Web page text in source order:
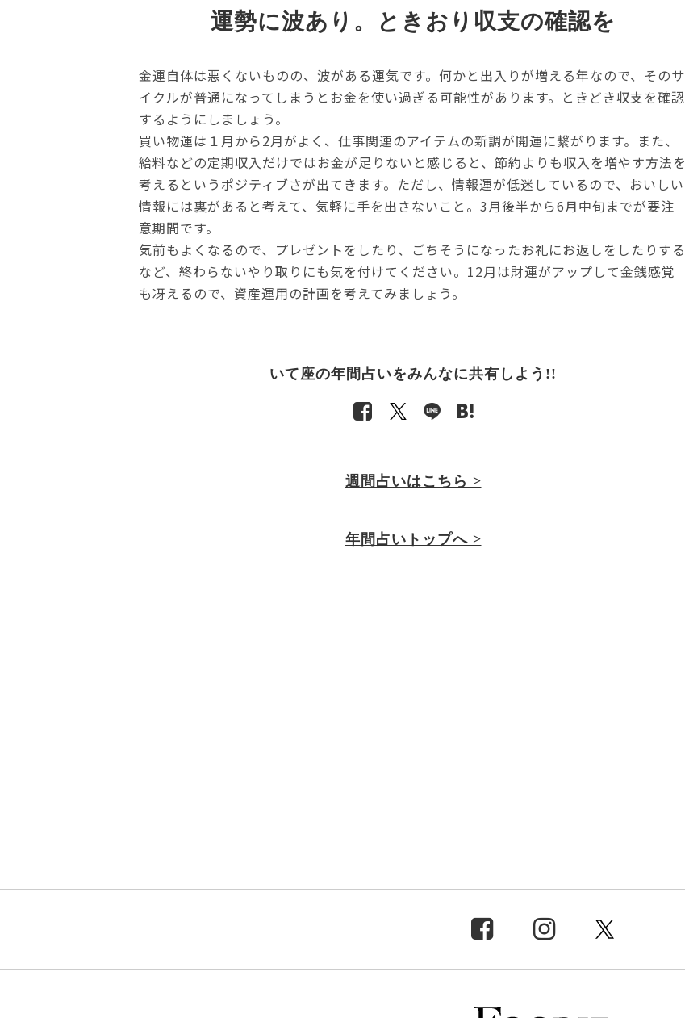
運勢に波あり。ときおり収支の確認を
金運自体は悪くないものの、波がある運気です。何かと出入りが増える年なので、そのサ
イクルが普通になってしまうとお金を使い過ぎる可能性があります。ときどき収支を確認
するようにしましょう。
買い物運は１月から2月がよく、仕事関連のアイテムの新調が開運に繋がります。また、
給料などの定期収入だけではお金が足りないと感じると、節約よりも収入を増やす方法を
考えるというポジティブさが出てきます。ただし、情報運が低迷しているので、おいしい
情報には裏があると考えて、気軽に手を出さないこと。3月後半から6月中旬までが要注
意期間です。
気前もよくなるので、プレゼントをしたり、ごちそうになったお礼にお返しをしたりする
など、終わらないやり取りにも気を付けてください。12月は財運がアップして金銭感覚
も冴えるので、資産運用の計画を考えてみましょう。
いて座の年間占いをみんなに共有しよう!!
週間占いはこちら >
年間占いトップへ >